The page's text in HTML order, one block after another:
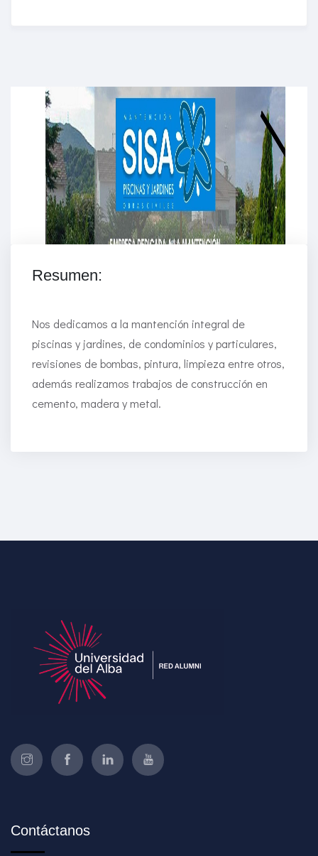
Get unlimited access to 2,000 of Educati’s top
courses for your team.
Join Now
Resumen:
Nos dedicamos a la mantención integral de
piscinas y jardines, de condominios y particulares,
revisiones de bombas, pintura, limpieza entre otros,
además realizamos trabajos de construcción en
cemento, madera y metal.
Contáctanos